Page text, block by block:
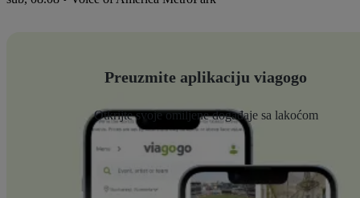
Preuzmite aplikaciju viagogo
Otkrijte svoje omiljene događaje sa lakoćom